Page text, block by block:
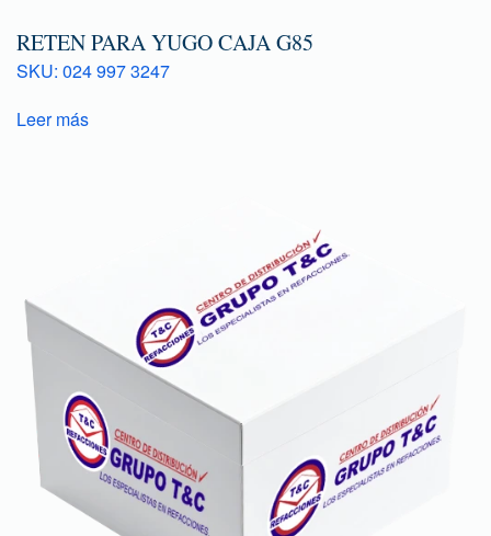
RETEN PARA YUGO CAJA G85
SKU: 024 997 3247
Leer más